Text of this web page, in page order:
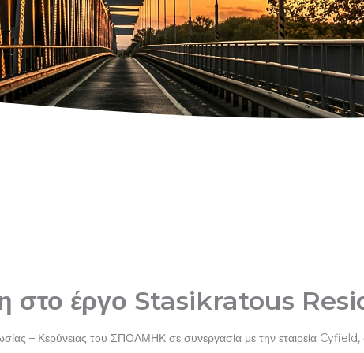
στο έργο Stasikratous
– Κερύνειας του ΣΠΟΛΜΗΚ σε συνεργασία με την εταιρεία